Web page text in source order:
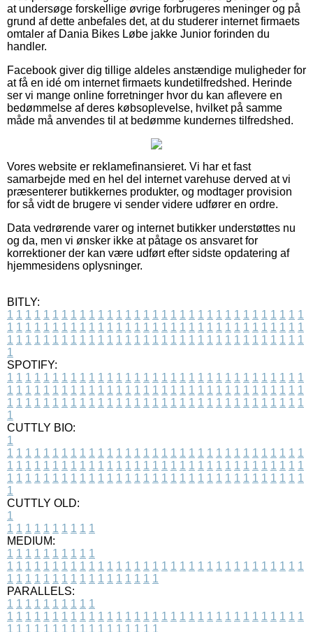
at undersøge forskellige øvrige forbrugeres meninger og på
grund af dette anbefales det, at du studerer internet firmaets
omtaler af Dania Bikes Løbe jakke Junior forinden du
handler.
Facebook giver dig tillige aldeles anstændige muligheder for
at få en idé om internet firmaets kundetilfredshed. Herinde
ser vi mange online forretninger hvor du kan aflevere en
bedømmelse af deres købsoplevelse, hvilket på samme
måde må anvendes til at bedømme kundernes tilfredshed.
Vores website er reklamefinansieret. Vi har et fast
samarbejde med en hel del internet varehuse derved at vi
præsenterer butikkernes produkter, og modtager provision
for så vidt de brugere vi sender videre udfører en ordre.
Data vedrørende varer og internet butikker understøttes nu
og da, men vi ønsker ikke at påtage os ansvaret for
korrektioner der kan være udført efter sidste opdatering af
hjemmesidens oplysninger.
BITLY:
1 1 1 1 1 1 1 1 1 1 1 1 1 1 1 1 1 1 1 1 1 1 1 1 1 1 1 1 1 1 1 1 1
1 1 1 1 1 1 1 1 1 1 1 1 1 1 1 1 1 1 1 1 1 1 1 1 1 1 1 1 1 1 1 1 1
1 1 1 1 1 1 1 1 1 1 1 1 1 1 1 1 1 1 1 1 1 1 1 1 1 1 1 1 1 1 1 1 1
1
SPOTIFY:
1 1 1 1 1 1 1 1 1 1 1 1 1 1 1 1 1 1 1 1 1 1 1 1 1 1 1 1 1 1 1 1 1
1 1 1 1 1 1 1 1 1 1 1 1 1 1 1 1 1 1 1 1 1 1 1 1 1 1 1 1 1 1 1 1 1
1 1 1 1 1 1 1 1 1 1 1 1 1 1 1 1 1 1 1 1 1 1 1 1 1 1 1 1 1 1 1 1 1
1
CUTTLY BIO:
1
1 1 1 1 1 1 1 1 1 1 1 1 1 1 1 1 1 1 1 1 1 1 1 1 1 1 1 1 1 1 1 1 1
1 1 1 1 1 1 1 1 1 1 1 1 1 1 1 1 1 1 1 1 1 1 1 1 1 1 1 1 1 1 1 1 1
1 1 1 1 1 1 1 1 1 1 1 1 1 1 1 1 1 1 1 1 1 1 1 1 1 1 1 1 1 1 1 1 1
1
CUTTLY OLD:
1
1 1 1 1 1 1 1 1 1 1
MEDIUM:
1 1 1 1 1 1 1 1 1 1
1 1 1 1 1 1 1 1 1 1 1 1 1 1 1 1 1 1 1 1 1 1 1 1 1 1 1 1 1 1 1 1 1
1 1 1 1 1 1 1 1 1 1 1 1 1 1 1 1 1
PARALLELS:
1 1 1 1 1 1 1 1 1 1
1 1 1 1 1 1 1 1 1 1 1 1 1 1 1 1 1 1 1 1 1 1 1 1 1 1 1 1 1 1 1 1 1
1 1 1 1 1 1 1 1 1 1 1 1 1 1 1 1 1